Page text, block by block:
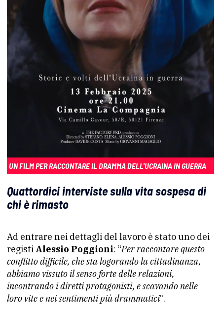
UN FILM PER RACCONTARE IL DRAMMA DELL'UCRAINA IN GUERRA
Quattordici interviste sulla vita sospesa di
chi è rimasto
Ad entrare nei dettagli del lavoro è stato uno dei
registi Alessio Poggioni: “Per raccontare questo
conflitto difficile, che sta logorando la cittadinanza,
abbiamo vissuto il senso forte delle relazioni,
incontrando i diretti protagonisti, e scavando nelle
loro vite e nei sentimenti più drammatici”.